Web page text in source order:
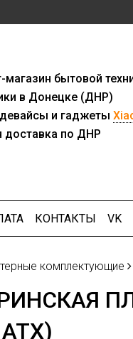
магазин бытовой
в Донецке (ДНР)
и гаджеты
доставка по ДНР
КОНТАКТЫ VK
комплектующие